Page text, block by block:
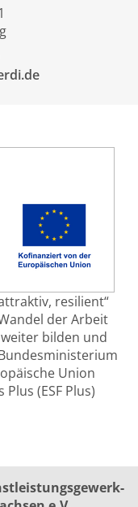
resilient“
der Arbeit
bilden und
Union
(ESF Plus)